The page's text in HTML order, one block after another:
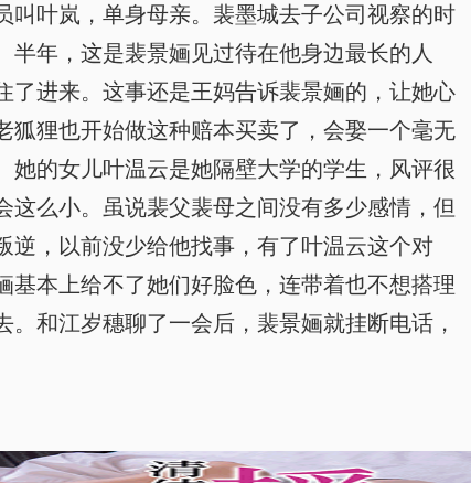
叫叶岚，单身母亲。裴墨城去子公司视察的时
年，这是裴景婳见过待在他身边最长的人
进来。这事还是王妈告诉裴景婳的，让她心
狸也开始做这种赔本买卖了，会娶一个毫无
的女儿叶温云是她隔壁大学的学生，风评很
么小。虽说裴父裴母之间没有多少感情，但
逆，以前没少给他找事，有了叶温云这个对
本上给不了她们好脸色，连带着也不想搭理
和江岁穗聊了一会后，裴景婳就挂断电话，